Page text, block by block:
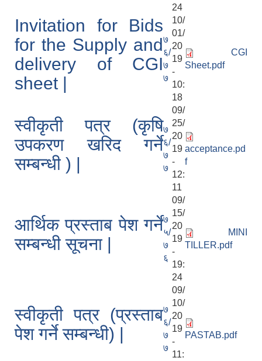
24
Invitation for Bids
for the Supply and
delivery of CGI
sheet |
७
६/
७
७
10/
01/
20
19
-
10:
18
CGI
Sheet.pdf
स्वीकृती पत्र (कृषि
उपकरण खरिद गर्ने
सम्बन्धी ) |
७
६/
७
७
09/
25/
20
19
-
12:
11
acceptance.pd
f
आर्थिक प्रस्ताब पेश गर्ने
सम्बन्धी सूचना |
७
५/
७
६
09/
15/
20
19
-
19:
24
MINI
TILLER.pdf
स्वीकृती पत्र (प्रस्ताब
पेश गर्ने सम्बन्धी) |
७
६/
७
७
09/
10/
20
19
-
11:
PASTAB.pdf